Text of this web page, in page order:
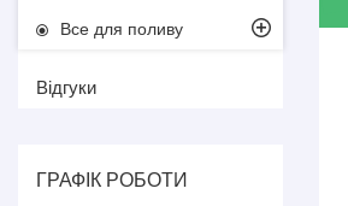
Все для поливу
Відгуки
ГРАФІК РОБОТИ